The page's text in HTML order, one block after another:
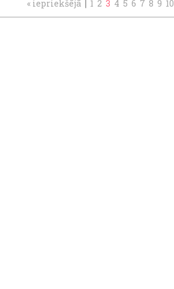
« iepriekšējā | 1 2 3 4 5 6 7 8 9 10